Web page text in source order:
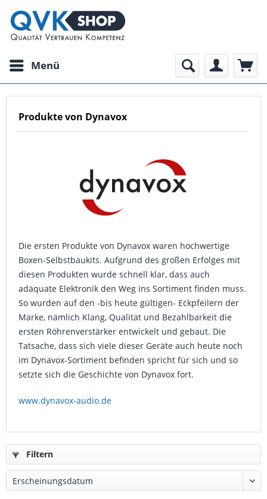
Menü
Produkte von Dynavox
Die ersten Produkte von Dynavox waren hochwertige
Boxen-Selbstbaukits. Aufgrund des großen Erfolges mit
diesen Produkten wurde schnell klar, dass auch
adäquate Elektronik den Weg ins Sortiment finden muss.
So wurden auf den -bis heute gültigen- Eckpfeilern der
Marke, nämlich Klang, Qualität und Bezahlbarkeit die
ersten Röhrenverstärker entwickelt und gebaut. Die
Tatsache, dass sich viele dieser Geräte auch heute noch
im Dynavox-Sortiment befinden spricht für sich und so
setzte sich die Geschichte von Dynavox fort.
www.dynavox-audio.de
Filtern